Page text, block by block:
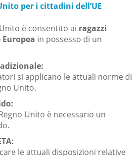
per i cittadini dell’UE
è consentito ai ragazzi
in possesso di un
si applicano le attuali norme di
Unito.
Unito è necessario un
le attuali disposizioni relative